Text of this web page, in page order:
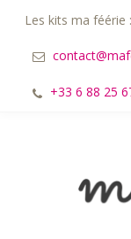
Les kits ma féérie
+33 6 88 25